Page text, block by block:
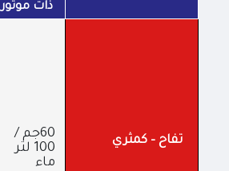
ذات موتور
تفاح – كمثري
60جم /
100 لتر
ماء